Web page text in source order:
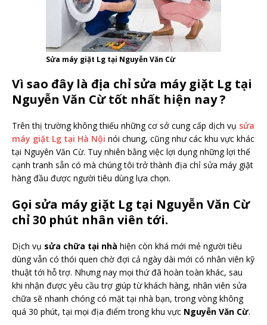
Sửa máy giặt Lg tại Nguyễn Văn Cừ
Vì sao đây là địa chỉ sửa máy giặt Lg tại
Nguyễn Văn Cừ tốt nhất hiện nay ?
Trên thị trường không thiếu những cơ sở cung cấp dịch vụ sửa
máy giặt Lg tại Hà Nội nói chung, cũng như các khu vực khác
tại Nguyên Văn Cừ. Tuy nhiên bằng việc lợi dụng những lợi thế
cạnh tranh sẵn có mà chúng tôi trở thành địa chỉ sửa máy giặt
hàng đầu được người tiêu dùng lựa chọn.
Gọi sửa máy giặt Lg tại Nguyễn Văn Cừ
chỉ 30 phút nhân viên tới.
Dịch vụ sửa chữa tại nhà hiện còn khá mới mẻ người tiêu
dùng vẫn có thói quen chờ đợi cả ngày dài mới có nhân viên kỹ
thuật tới hỗ trợ. Nhưng nay mọi thứ đã hoàn toàn khác, sau
khi nhận được yêu cầu trợ giúp từ khách hàng, nhân viên sửa
chữa sẽ nhanh chóng có mặt tại nhà bạn, trong vòng không
quá 30 phút, tại mọi địa điểm trong khu vực Nguyễn Văn Cừ.